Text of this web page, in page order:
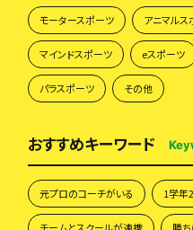
モータースポーツ アニマルス
マインドスポーツ eスポーツ
パラスポーツ その他
おすすめキーワード
元プロのコーチがいる 1学年